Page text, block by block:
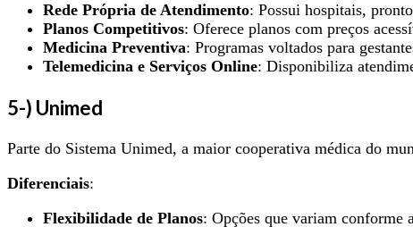
Rede Própria de Atendimento: Possui hospitais,
Planos Competitivos: Oferece planos com preços
Medicina Preventiva: Programas voltados para
Telemedicina e Serviços Online: Disponibiliza
5-) Unimed
Parte do Sistema Unimed, a maior cooperativa médica do
Diferenciais:
Flexibilidade de Planos: Opções que variam conforme